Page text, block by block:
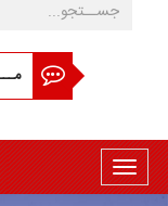
Toggle
navigation